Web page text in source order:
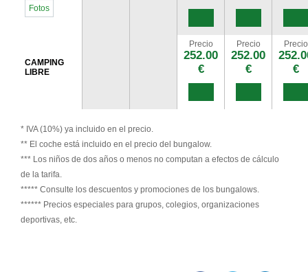
Fotos
CAMPING
LIBRE
Precio
252.00
€
Precio
252.00
€
Precio
€
* IVA (10%) ya incluido en el precio.
** El coche está incluido en el precio del bungalow.
*** Los niños de dos años o menos no computan a efectos de cálculo
de la tarifa.
***** Consulte los descuentos y promociones de los bungalows.
****** Precios especiales para grupos, colegios, organizaciones
deportivas, etc.